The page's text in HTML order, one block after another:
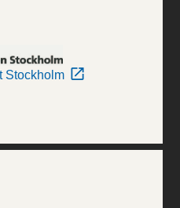
Stockholm